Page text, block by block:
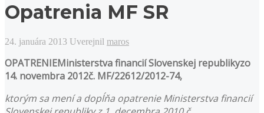
Opatrenia MF SR
24. januára 2013 Uverejnil maros
OPATRENIEMinisterstva financií Slovenskej republikyzo
14. novembra 2012č. MF/22612/2012-74,
ktorým sa mení a dopĺňa opatrenie Ministerstva financií